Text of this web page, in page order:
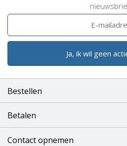
Ja, ik wil geen
Bestellen
Betalen
Contact opnemen